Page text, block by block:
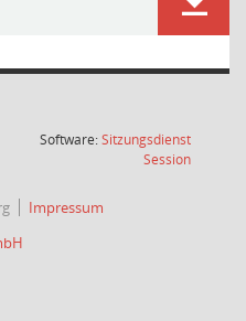
Software:Sitzungsdienst
Session(Wird in
Impressum